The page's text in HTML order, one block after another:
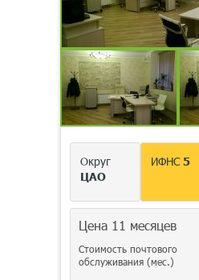
Округ
ЦАО
ИФНС5
Цена 11 месяцев
Стоимость почтового
обслуживания (мес.)